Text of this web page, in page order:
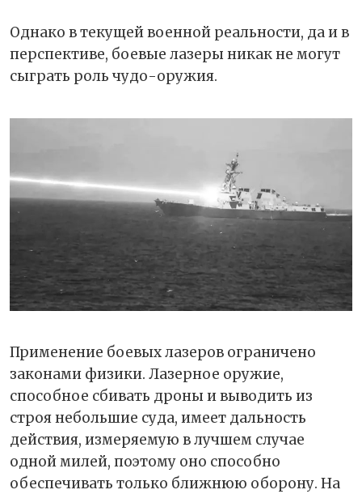
Однако в текущей военной реальности, да и в
перспективе, боевые лазеры никак не могут
сыграть роль чудо-оружия.
Применение боевых лазеров ограничено
законами физики. Лазерное оружие,
способное сбивать дроны и выводить из
строя небольшие суда, имеет дальность
действия, измеряемую в лучшем случае
одной милей, поэтому оно способно
обеспечивать только ближнюю оборону. На